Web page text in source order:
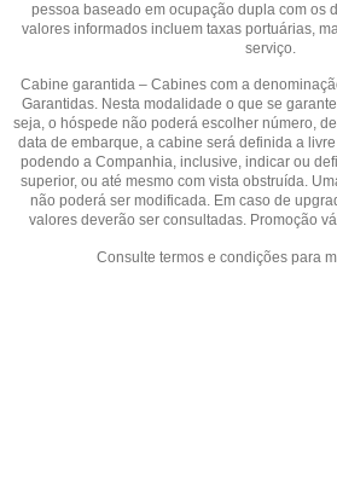
pessoa baseado em ocupação dupla com os
valores informados incluem taxas portuárias,
serviço.
Cabine garantida – Cabines com a
Garantidas. Nesta modalidade o que se
seja, o hóspede não poderá escolher número,
data de embarque, a cabine será definida a
podendo a Companhia, inclusive, indicar ou
superior, ou até mesmo com vista obstruída.
não poderá ser modificada. Em caso de
valores deverão ser consultadas. Promoção
Consulte termos e condições para